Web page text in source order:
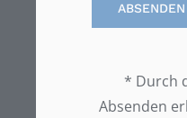
ABSENDEN
* Durch
Absenden